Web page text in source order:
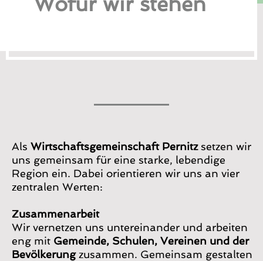
Als Wirtschaftsgemeinschaft Pernitzsetzen wir
uns gemeinsam für eine starke, lebendige
Region ein. Dabei orientieren wir uns an vier
zentralen Werten:
Zusammenarbeit
Wir vernetzen uns untereinander und arbeiten
eng mit Gemeinde, Schulen, Vereinen und der
Bevölkerungzusammen. Gemeinsam gestalten